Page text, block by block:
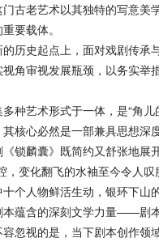
古老艺术以其独特的写意美
要载体。
史起点上，面对戏剧传承
角审视发展瓶颈，以务实举
艺术形式于一体，是“角儿
核心必然是一部兼具思想深
锁麟囊》既简约又舒张地展
，变化翻飞的水袖至今令人
个人物鲜活生动，银环下山
蕴含的深刻文学力量——剧本
视的是，当下剧本创作领域